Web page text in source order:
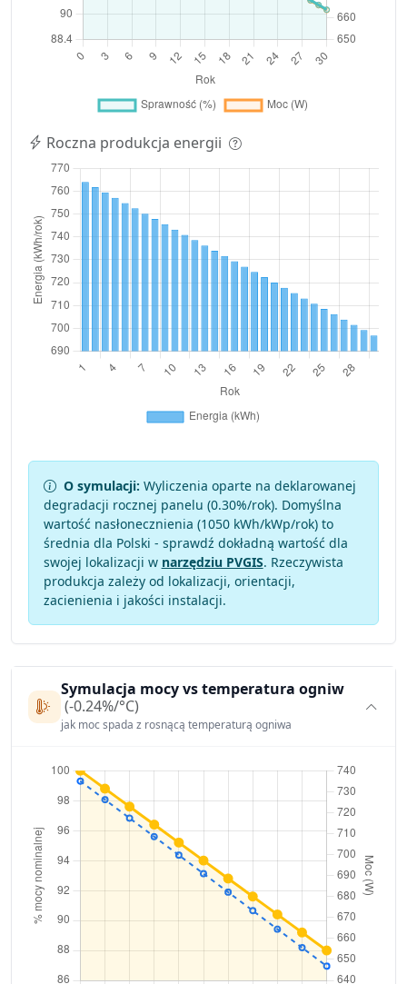
Roczna produkcja energii
O symulacji: Wyliczenia oparte na deklarowanej
degradacji rocznej panelu (0.30%/rok). Domyślna
wartość nasłonecznienia (1050 kWh/kWp/rok) to
średnia dla Polski - sprawdź dokładną wartość dla
swojej lokalizacji w narzędziu PVGIS. Rzeczywista
produkcja zależy od lokalizacji, orientacji,
zacienienia i jakości instalacji.
Symulacja mocy vs temperatura ogniw
(-0.24%/°C)
jak moc spada z rosnącą temperaturą ogniwa